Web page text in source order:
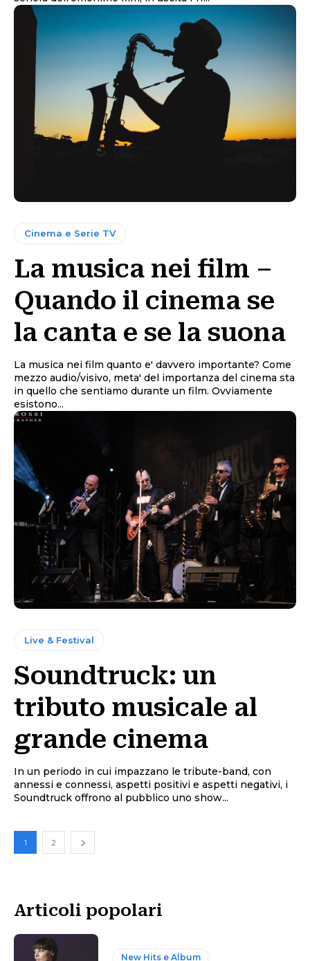
Cinema e Serie TV
La musica nei film –
Quando il cinema se
la canta e se la suona
La musica nei film quanto e' davvero importante? Come
mezzo audio/visivo, meta' del importanza del cinema sta
in quello che sentiamo durante un film. Ovviamente
esistono...
Live & Festival
Soundtruck: un
tributo musicale al
grande cinema
In un periodo in cui impazzano le tribute-band, con
annessi e connessi, aspetti positivi e aspetti negativi, i
Soundtruck offrono al pubblico uno show...
1 2
Articoli popolari
New Hits e Album